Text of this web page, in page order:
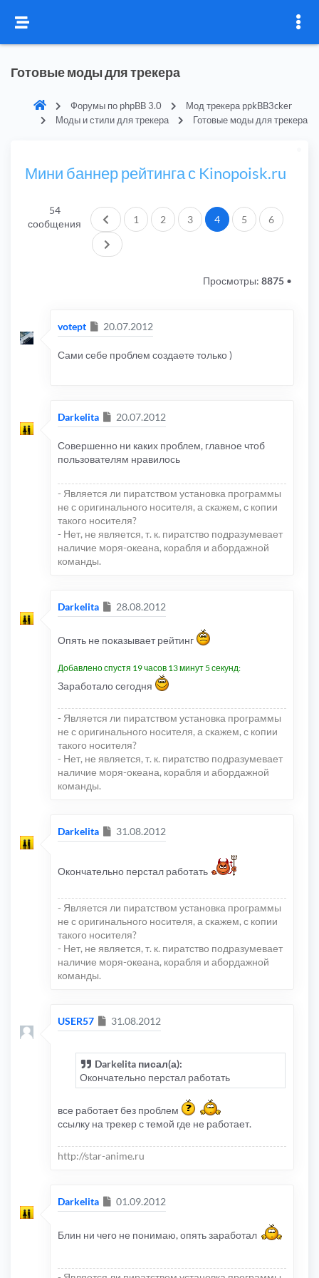
Готовые моды для трекера
Форумы по phpBB 3.0
Мод трекера ppkBB3cker
Моды и стили для трекера
Готовые моды для трекера
Мини баннер рейтинга с Kinopoisk.ru
54
сообщения
Пред.
1 2 3 4 5
6
След.
Просмотры: 8875 •
votept Сообщение
20.07.2012
Сами себе проблем создаете только )
Darkelita Сообщение
20.07.2012
Совершенно ни каких проблем, главное чтоб
пользователям нравилось
- Является ли пиратством установка программы
не с оригинального носителя, а скажем, с копии
такого носителя?
- Нет, не является, т. к. пиратство подразумевает
наличие моря-океана, корабля и абордажной
команды.
Darkelita Сообщение
28.08.2012
Опять не показывает рейтинг
Добавлено спустя 19 часов 13 минут 5 секунд:
Заработало сегодня
- Является ли пиратством установка программы
не с оригинального носителя, а скажем, с копии
такого носителя?
- Нет, не является, т. к. пиратство подразумевает
наличие моря-океана, корабля и абордажной
команды.
Darkelita Сообщение
31.08.2012
Окончательно перстал работать
- Является ли пиратством установка программы
не с оригинального носителя, а скажем, с копии
такого носителя?
- Нет, не является, т. к. пиратство подразумевает
наличие моря-океана, корабля и абордажной
команды.
USER57 Сообщение
31.08.2012
Darkelita писал(а):
Окончательно перстал работать
все работает без проблем
ссылку на трекер с темой где не работает.
http://star-anime.ru
Darkelita Сообщение
01.09.2012
Блин ни чего не понимаю, опять заработал